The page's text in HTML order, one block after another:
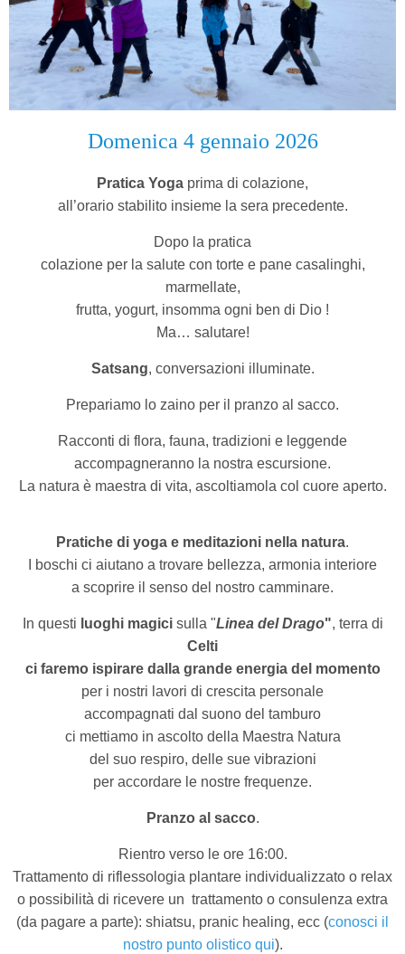
Domenica 4 gennaio 2026
Pratica Yoga prima di colazione,
all’orario stabilito insieme la sera precedente.
Dopo la pratica
colazione per la salute con torte e pane casalinghi,
marmellate,
frutta, yogurt, insomma ogni ben di Dio !
Ma… salutare!
Satsang, conversazioni illuminate.
Prepariamo lo zaino per il pranzo al sacco.
Racconti di flora, fauna, tradizioni e leggende
accompagneranno la nostra escursione.
La natura è maestra di vita, ascoltiamola col cuore aperto.
Pratiche di yoga e meditazioni nella natura.
I boschi ci aiutano a trovare bellezza, armonia interiore
a scoprire il senso del nostro camminare.
In questi luoghi magici sulla "Linea del Drago", terra di
Celti
ci faremo ispirare dalla grande energia del momento
per i nostri lavori di crescita personale
accompagnati dal suono del tamburo
ci mettiamo in ascolto della Maestra Natura
del suo respiro, delle sue vibrazioni
per accordare le nostre frequenze.
Pranzo al sacco.
Rientro verso le ore 16:00.
Trattamento di riflessologia plantare individualizzato o relax
o possibilità di ricevere un trattamento o consulenza extra
(da pagare a parte): shiatsu, pranic healing, ecc (conosci il
nostro punto olistico qui).